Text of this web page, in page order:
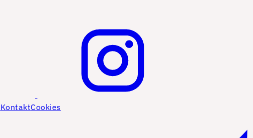
KontaktCookies